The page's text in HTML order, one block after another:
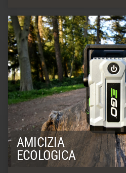
AMICIZIA
ECOLOGICA